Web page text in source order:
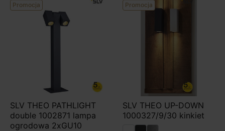
Promocja
SLV THEO PATHLIGHT
double 1002871 lampa
ogrodowa 2xGU10
Promocja
SLV THEO UP-DOWN
1000327/9/30 kinkiet